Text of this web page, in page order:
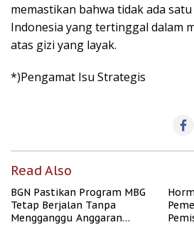
memastikan bahwa tidak ada
Indonesia yang tertinggal dalam
atas gizi yang layak.
*)Pengamat Isu Strategis
Read Also
BGN Pastikan Program MBG
Tetap Berjalan Tanpa
Mengganggu Anggaran